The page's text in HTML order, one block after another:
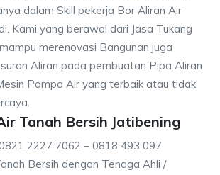
dalam Skill pekerja Bor Aliran Air
Kami yang berawal dari Jasa Tukang
merenovasi Bangunan juga
Aliran pada pembuatan Pipa Aliran
Pompa Air yang terbaik atau tidak
Tanah Bersih Jatibening
2227 7062 – 0818 493 097
Bersih dengan Tenaga Ahli /